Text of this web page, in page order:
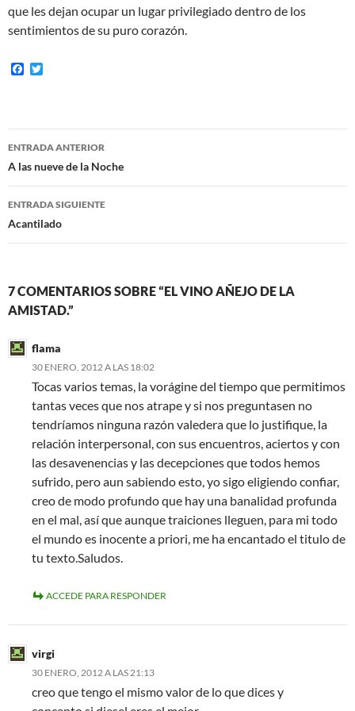
que les dejan ocupar un lugar privilegiado dentro de los
sentimientos de su puro corazón.
F
o
o
e
r
Navegación
de
entradas
ENTRADA ANTERIOR
A las nueve de la Noche
ENTRADA SIGUIENTE
Acantilado
7 COMENTARIOS SOBRE “EL VINO AÑEJO DE LA
AMISTAD.”
flama
30 ENERO, 2012 A LAS 18:02
Tocas varios temas, la vorágine del tiempo que permitimos
tantas veces que nos atrape y si nos preguntasen no
tendríamos ninguna razón valedera que lo justifique, la
relación interpersonal, con sus encuentros, aciertos y con
las desavenencias y las decepciones que todos hemos
sufrido, pero aun sabiendo esto, yo sigo eligiendo confiar,
creo de modo profundo que hay una banalidad profunda
en el mal, así que aunque traiciones lleguen, para mi todo
el mundo es inocente a priori, me ha encantado el titulo de
tu texto.Saludos.
ACCEDE PARA RESPONDER
virgi
30 ENERO, 2012 A LAS 21:13
creo que tengo el mismo valor de lo que dices y